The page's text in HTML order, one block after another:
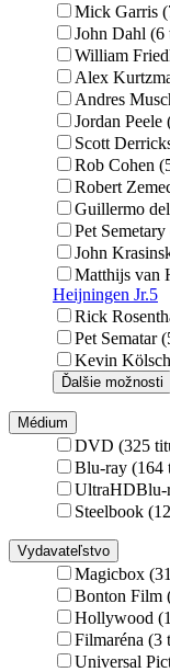
Mick Garris
John Dahl
William
Alex
Andres
Jordan
Scott
Rob Cohen
Robert
Guillermo
Pet
John
Matthijs van
Heijningen Jr.5
Rick
Pet Sematar
Kevin
Ďalšie možnosti
Médium
DVD (325
Blu-ray (164
UltraHDBlu-
Steelbook
Vydavateľstvo
Magicbox
Bonton Film
Hollywood
Filmaréna (3
Universal